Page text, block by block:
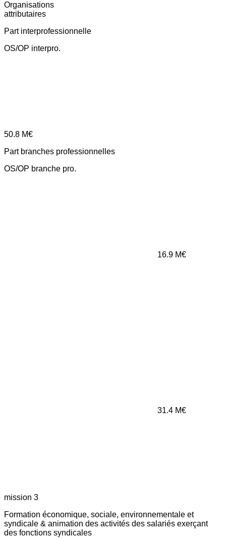
Organisations
attributaires
Part interprofessionnelle
OS/OP interpro.
50.8 M€
Part branches professionnelles
OS/OP branche pro.
16.9 M€
31.4 M€
mission 3
Formation économique, sociale, environnementale et
syndicale & animation des activités des salariés exerçant
des fonctions syndicales